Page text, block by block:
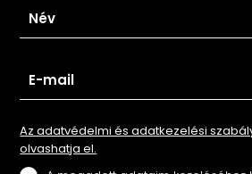
Az adatvédelmi és adatkezelési
olvashatja el.